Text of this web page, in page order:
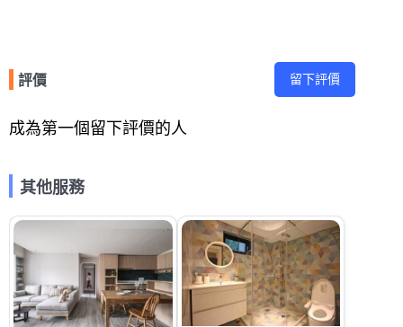
評價 留下評價
成為第一個留下評價的人
其他服務